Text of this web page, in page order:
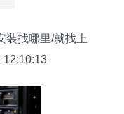
装找哪里/就找上
12:10:13